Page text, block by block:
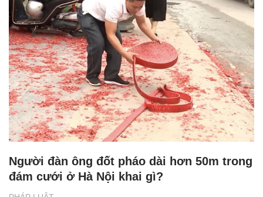
Người đàn ông đốt pháo dài hơn 50m trong
đám cưới ở Hà Nội khai gì?